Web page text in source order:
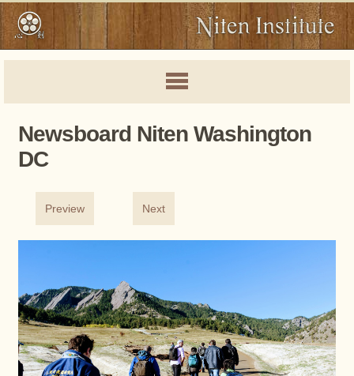
Newsboard Niten Washington
DC
Preview Next